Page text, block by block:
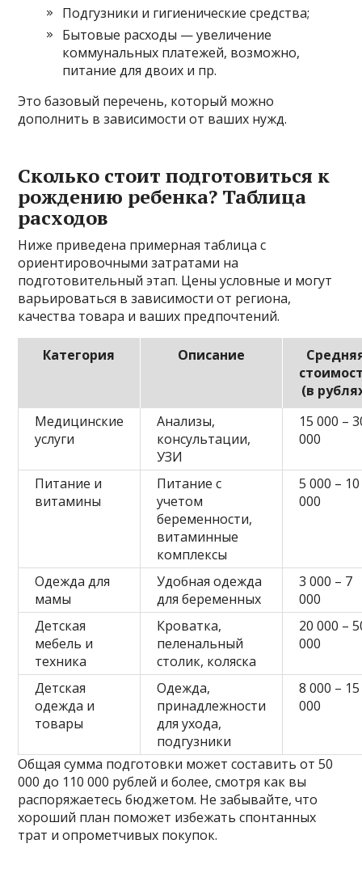
Подгузники и гигиенические средства;
Бытовые расходы — увеличение
коммунальных платежей, возможно,
питание для двоих и пр.
Это базовый перечень, который можно
дополнить в зависимости от ваших нужд.
Сколько стоит подготовиться к
рождению ребенка? Таблица
расходов
Ниже приведена примерная таблица с
ориентировочными затратами на
подготовительный этап. Цены условные и могут
варьироваться в зависимости от региона,
качества товара и ваших предпочтений.
Категория Описание
(в
Медицинские
услуги
Анализы,
консультации,
УЗИ
15 000 –
000
Питание и
витамины
Питание с
учетом
беременности,
витаминные
комплексы
5 000 – 10
000
Одежда для
мамы
Удобная одежда
для беременных
3 000 – 7
000
Детская
мебель и
техника
Кроватка,
пеленальный
столик, коляска
20 000 –
000
Детская
одежда и
товары
Одежда,
принадлежности
для ухода,
подгузники
8 000 – 15
000
Общая сумма подготовки может составить от 50
000 до 110 000 рублей и более, смотря как вы
распоряжаетесь бюджетом. Не забывайте, что
хороший план поможет избежать спонтанных
трат и опрометчивых покупок.